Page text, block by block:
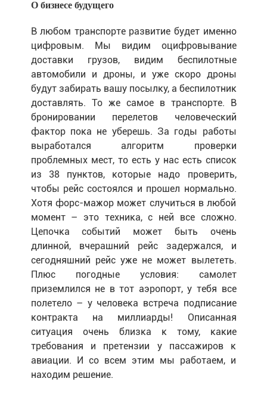
О бизнесе будущего
В любом транспорте развитие будет именно
цифровым. Мы видим оцифровывание
доставки грузов, видим беспилотные
автомобили и дроны, и уже скоро дроны
будут забирать вашу посылку, а беспилотник
доставлять. То же самое в транспорте. В
бронировании перелетов человеческий
фактор пока не уберешь. За годы работы
выработался алгоритм проверки
проблемных мест, то есть у нас есть список
из 38 пунктов, которые надо проверить,
чтобы рейс состоялся и прошел нормально.
Хотя форс-мажор может случиться в любой
момент – это техника, с ней все сложно.
Цепочка событий может быть очень
длинной, вчерашний рейс задержался, и
сегодняшний рейс уже не может вылететь.
Плюс погодные условия: самолет
приземлился не в тот аэропорт, у тебя все
полетело – у человека встреча подписание
контракта на миллиарды! Описанная
ситуация очень близка к тому, какие
требования и претензии у пассажиров к
авиации. И со всем этим мы работаем, и
находим решение.